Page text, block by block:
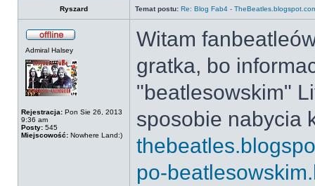
Ryszard Temat postu: Re: Blog Fab4 -
Admiral Halsey
Rejestracja: Pon Sie 26, 2013
9:36 am
Posty: 545
Miejscowość: Nowhere Land:)
Witam
gratka, bo
"beatlesowskim"
sposobie nabycia
po-